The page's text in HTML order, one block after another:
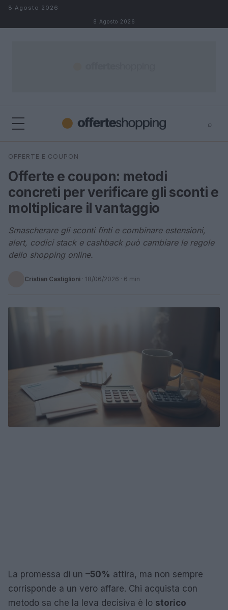
Salta al contenuto
8 Agosto 2026
8 Agosto 2026
⌕
Cerca
OFFERTE E COUPON
Offerte e coupon: metodi
concreti per verificare gli sconti e
moltiplicare il vantaggio
Smascherare gli sconti finti e combinare estensioni,
alert, codici stack e cashback può cambiare le regole
dello shopping online.
Cristian Castiglioni · 18/06/2026 · 6 min
La promessa di un –50% attira, ma non sempre
corrisponde a un vero affare. Chi acquista con
metodo sa che la leva decisiva è lo storico